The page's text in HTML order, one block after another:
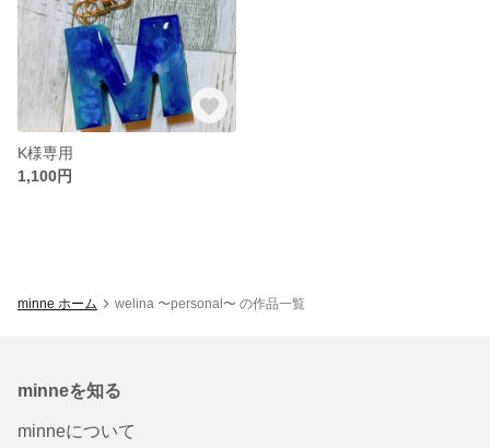
K様専用
1,100円
minne ホーム welina 〜personal〜 の作品一覧
minneを知る
minneについて